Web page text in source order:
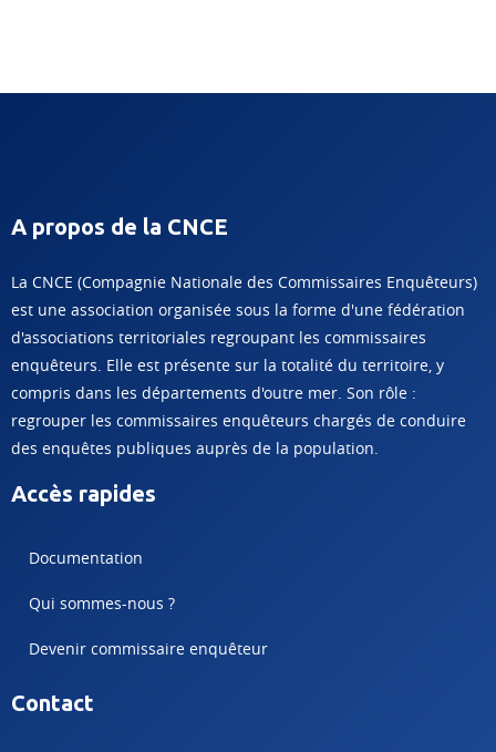
A propos de la CNCE
La CNCE (Compagnie Nationale des Commissaires Enquêteurs)
est une association organisée sous la forme d'une fédération
d'associations territoriales regroupant les commissaires
enquêteurs. Elle est présente sur la totalité du territoire, y
compris dans les départements d'outre mer. Son rôle :
regrouper les commissaires enquêteurs chargés de conduire
des enquêtes publiques auprès de la population.
Accès rapides
Documentation
Qui sommes-nous ?
Devenir commissaire enquêteur
Contact